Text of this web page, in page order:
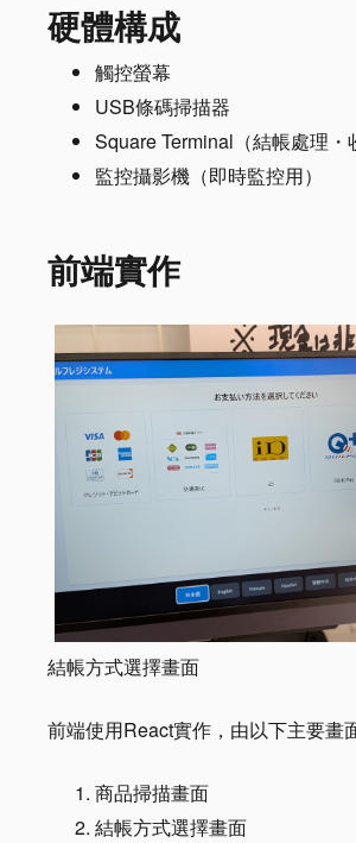
硬體構成
觸控螢幕
USB條碼掃描器
Square Terminal（結帳處理・
監控攝影機（即時監控用）
前端實作
結帳方式選擇畫面
前端使用React實作，由以下主要畫
商品掃描畫面
結帳方式選擇畫面